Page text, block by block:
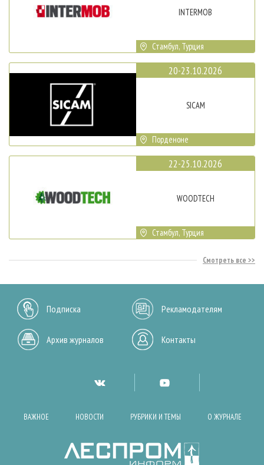
INTERMOB
Стамбул, Турция
20-23.10.2026
SICAM
Порденоне
22-25.10.2026
WOODTECH
Стамбул, Турция
Смотреть все
Подписка Рекламодателям
Архив журналов Контакты
ВАЖНОЕ НОВОСТИ РУБРИКИ И ТЕМЫ О ЖУРНАЛЕ